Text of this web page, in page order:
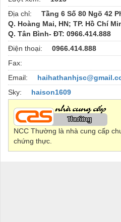
Địa chỉ:
Tầng 6 Số 80 Ngõ 42
Q. Hoàng Mai, HN; TP. Hồ Chí
Q. Tân Bình- ĐT: 0966.414.888
Điện thoại:
0966.414.888
Fax:
Email:
Sky:
haison1609
NCC Thường là nhà cung cấp
chứng thực.